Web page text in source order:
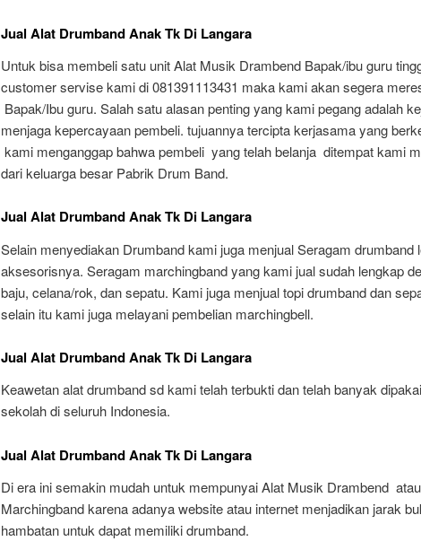
Jual Alat Drumband Anak Tk Di Langara
Untuk bisa membeli satu unit Alat Musik Drambend Bapak/ibu guru
customer servise kami di 081391113431 maka kami akan segera
Bapak/Ibu guru. Salah satu alasan penting yang kami pegang adalah
menjaga kepercayaan pembeli. tujuannya tercipta kerjasama yang
kami menganggap bahwa pembeli yang telah belanja ditempat kami
dari keluarga besar Pabrik Drum Band.
Jual Alat Drumband Anak Tk Di Langara
Selain menyediakan Drumband kami juga menjual Seragam drumband
aksesorisnya. Seragam marchingband yang kami jual sudah lengkap
baju, celana/rok, dan sepatu. Kami juga menjual topi drumband dan
selain itu kami juga melayani pembelian marchingbell.
Jual Alat Drumband Anak Tk Di Langara
Keawetan alat drumband sd kami telah terbukti dan telah banyak
sekolah di seluruh Indonesia.
Jual Alat Drumband Anak Tk Di Langara
Di era ini semakin mudah untuk mempunyai Alat Musik Drambend
Marchingband karena adanya website atau internet menjadikan jarak
hambatan untuk dapat memiliki drumband.